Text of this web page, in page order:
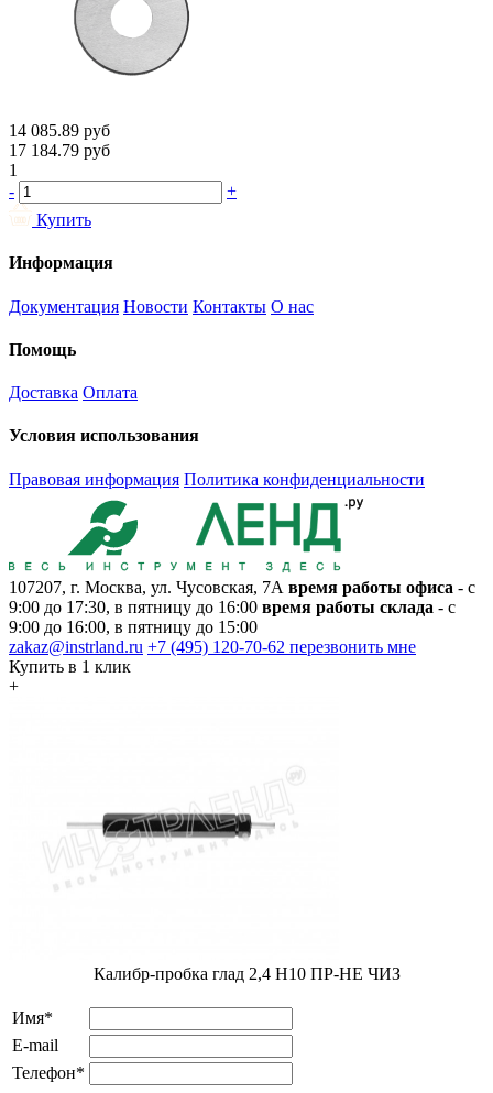
14 085.89 руб
17 184.79 руб
1
-
+
Купить
Информация
Документация Новости Контакты О нас
Помощь
Доставка Оплата
Условия использования
Правовая информация Политика конфиденциальности
107207, г. Москва, ул. Чусовская, 7А время работы офиса - с
9:00 до 17:30, в пятницу до 16:00 время работы склада - с
9:00 до 16:00, в пятницу до 15:00
zakaz@instrland.ru +7 (495) 120-70-62 перезвонить мне
Купить в 1 клик
+
Калибр-пробка глад 2,4 H10 ПР-НЕ ЧИЗ
Имя*
E-mail
Телефон*